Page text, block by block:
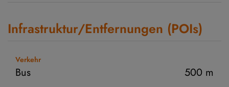
Infrastruktur/Entfernungen (POIs)
Verkehr
Bus
500 m